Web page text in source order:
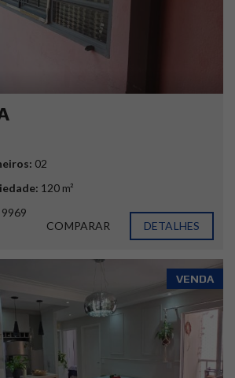
02
120 m²
9969
COMPARAR
DETALHES
VENDA